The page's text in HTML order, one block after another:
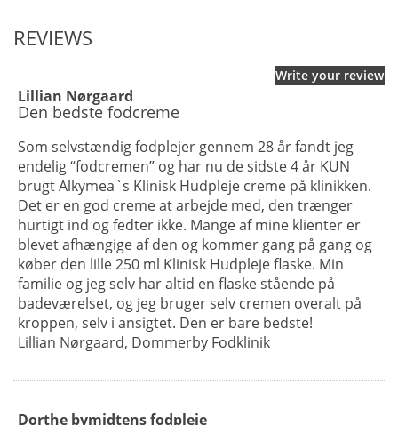
REVIEWS
Write your review
Lillian Nørgaard
Den bedste fodcreme
Som selvstændig fodplejer gennem 28 år fandt jeg
endelig “fodcremen” og har nu de sidste 4 år KUN
brugt Alkymea`s Klinisk Hudpleje creme på klinikken.
Det er en god creme at arbejde med, den trænger
hurtigt ind og fedter ikke. Mange af mine klienter er
blevet afhængige af den og kommer gang på gang og
køber den lille 250 ml Klinisk Hudpleje flaske. Min
familie og jeg selv har altid en flaske stående på
badeværelset, og jeg bruger selv cremen overalt på
kroppen, selv i ansigtet. Den er bare bedste!
Lillian Nørgaard, Dommerby Fodklinik
Dorthe bymidtens fodpleje